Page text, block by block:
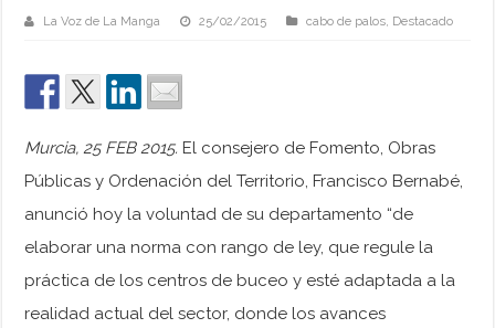
La Voz de La Manga 25/02/2015 cabo de palos, Destacado
Murcia, 25 FEB 2015. El consejero de Fomento, Obras
Públicas y Ordenación del Territorio, Francisco Bernabé,
anunció hoy la voluntad de su departamento “de
elaborar una norma con rango de ley, que regule la
práctica de los centros de buceo y esté adaptada a la
realidad actual del sector, donde los avances